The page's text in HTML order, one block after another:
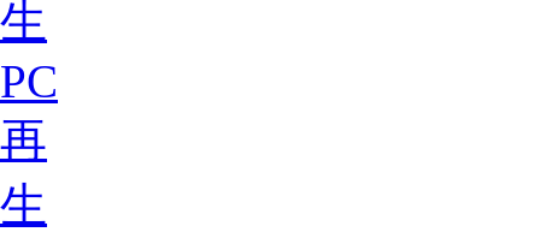
生
PC
再
生